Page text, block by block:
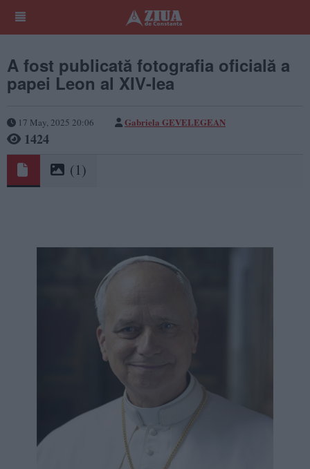
A fost publicată fotografia oficială a
papei Leon al XIV-lea
17 May, 2025 20:06 Gabriela GEVELEGEAN
1424
(1)